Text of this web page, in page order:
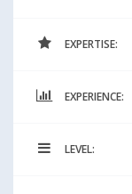
EXPERTISE:
EXPERIENCE:
LEVEL: